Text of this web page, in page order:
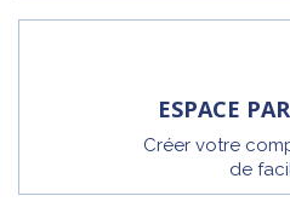
ESPACE
Créer votre
de